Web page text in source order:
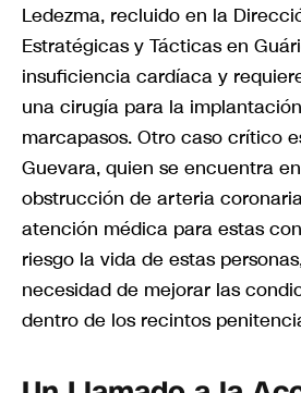
Ledezma, recluido en la
Estratégicas y Tácticas en
insuficiencia cardíaca y
una cirugía para la
marcapasos. Otro caso crítico
Guevara, quien se encuentra
obstrucción de arteria
atención médica para estas
riesgo la vida de estas
necesidad de mejorar las
dentro de los recintos